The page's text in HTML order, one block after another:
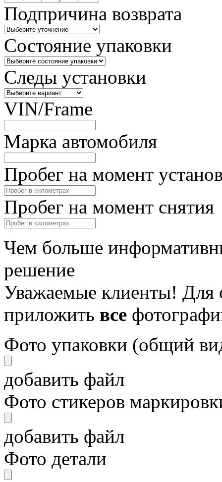
Подпричина возврата
Состояние упаковки
Следы установки
VIN/Frame
Марка автомобиля
Пробег на момент
Пробег на момент снятия
Чем больше
решение
Уважаемые клиенты! Для
приложить все
Фото упаковки (общий
добавить файл
Фото стикеров
добавить файл
Фото детали